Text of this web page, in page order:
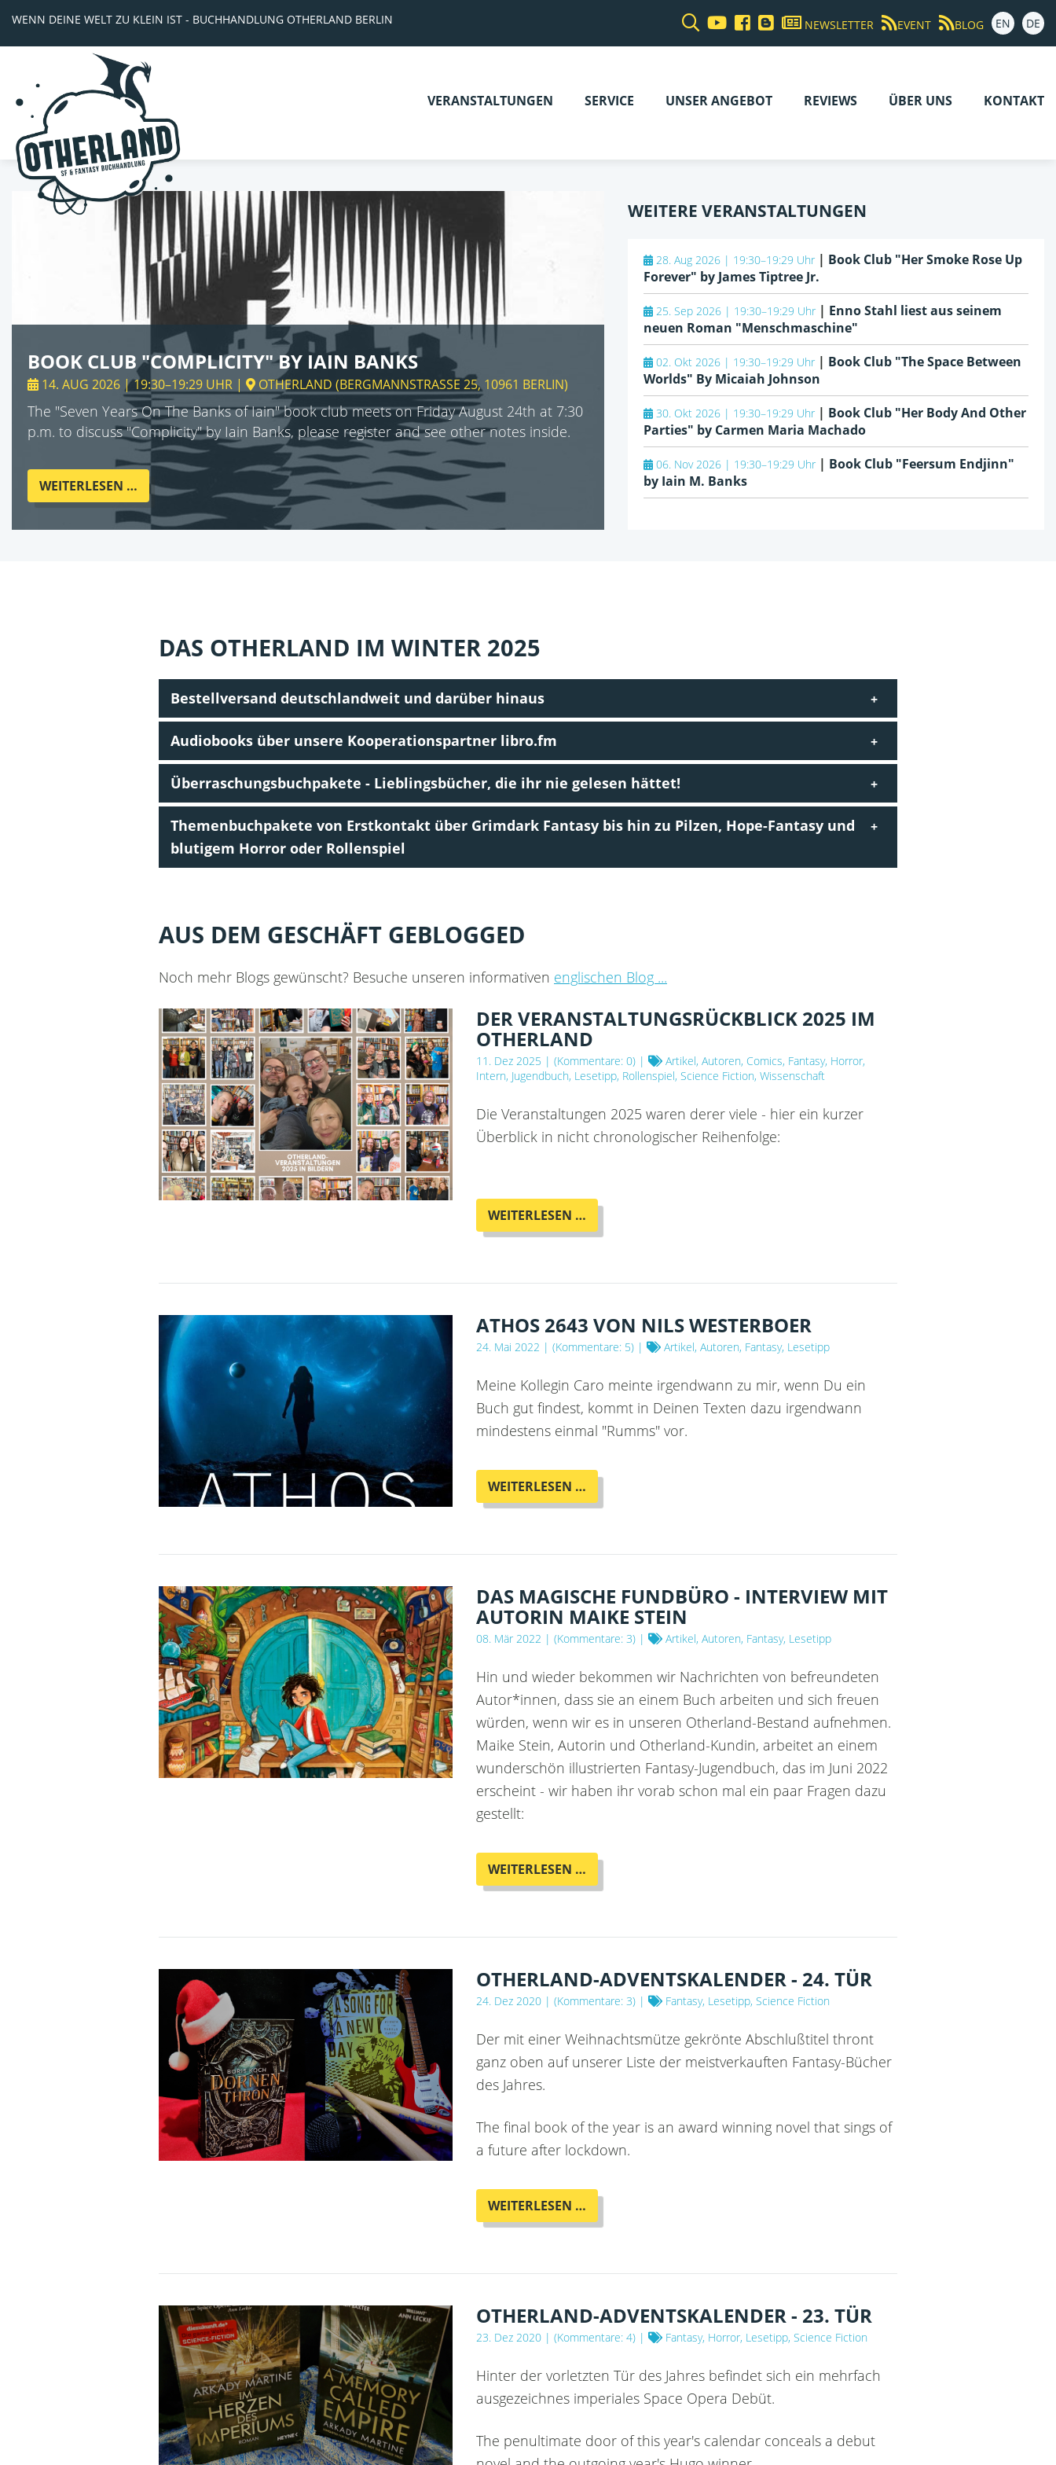
WENN DEINE WELT ZU KLEIN IST - BUCHHANDLUNG OTHERLAND BERLIN NEWSLETTER EVENT BLOG EN DE
VERANSTALTUNGEN SERVICE UNSER ANGEBOT REVIEWS ÜBER UNS KONTAKT
BOOK CLUB "COMPLICITY" BY IAIN BANKS
14. AUG 2026 | 19:30–19:29 UHR | OTHERLAND (BERGMANNSTRASSE 25, 10961 BERLIN )
The "Seven Years On The Banks of Iain" book club meets on Friday August 24th at 7:30
p.m. to discuss "Complicity" by Iain Banks, please register and see other notes inside.
WEITERLESEN … BOOK
CLUB
"COMPLICITY"
WEITERE VERANSTALTUNGEN
28. Aug 2026 | 19:30–19:29 Uhr | Book Club "Her Smoke Rose Up
Forever" by James Tiptree Jr.
25. Sep 2026 | 19:30–19:29 Uhr | Enno Stahl liest aus seinem
neuen Roman "Menschmaschine"
02. Okt 2026 | 19:30–19:29 Uhr | Book Club "The Space Between
Worlds" By Micaiah Johnson
30. Okt 2026 | 19:30–19:29 Uhr | Book Club "Her Body And Other
Parties" by Carmen Maria Machado
06. Nov 2026 | 19:30–19:29 Uhr | Book Club "Feersum Endjinn"
by Iain M. Banks
DAS OTHERLAND IM WINTER 2025
Bestellversand deutschlandweit und darüber hinaus
Audiobooks über unsere Kooperationspartner libro.fm
Überraschungsbuchpakete - Lieblingsbücher, die ihr nie gelesen hättet!
Themenbuchpakete von Erstkontakt über Grimdark Fantasy bis hin zu Pilzen, Hope-Fantasy und
blutigem Horror oder Rollenspiel
AUS DEM GESCHÄFT GEBLOGGED
Noch mehr Blogs gewünscht? Besuche unseren informativen englischen Blog ...
DER VERANSTALTUNGSRÜCKBLICK 2025 IM
OTHERLAND
11. Dez 2025 | (Kommentare: 0) |
Artikel, Autoren, Comics, Fantasy, Horror,
Intern, Jugendbuch, Lesetipp, Rollenspiel, Science Fiction, Wissenschaft
Die Veranstaltungen 2025 waren derer viele - hier ein kurzer
Überblick in nicht chronologischer Reihenfolge:
WEITERLESEN …
VERANSTALTUNGSRÜCKBLICK
OTHERLAND
ATHOS 2643 VON NILS WESTERBOER
24. Mai 2022 | (Kommentare: 5) | Artikel, Autoren, Fantasy, Lesetipp
Meine Kollegin Caro meinte irgendwann zu mir, wenn Du ein
Buch gut findest, kommt in Deinen Texten dazu irgendwann
mindestens einmal "Rumms" vor.
WEITERLESEN …
2643
WESTERBOER
DAS MAGISCHE FUNDBÜRO - INTERVIEW MIT
AUTORIN MAIKE STEIN
08. Mär 2022 | (Kommentare: 3) | Artikel, Autoren, Fantasy, Lesetipp
Hin und wieder bekommen wir Nachrichten von befreundeten
Autor*innen, dass sie an einem Buch arbeiten und sich freuen
würden, wenn wir es in unseren Otherland-Bestand aufnehmen.
Maike Stein, Autorin und Otherland-Kundin, arbeitet an einem
wunderschön illustrierten Fantasy-Jugendbuch, das im Juni 2022
erscheint - wir haben ihr vorab schon mal ein paar Fragen dazu
gestellt:
WEITERLESEN …
MAGISCHE
INTERVIEW
AUTORIN
MAIKE
STEIN
OTHERLAND-ADVENTSKALENDER - 24. TÜR
24. Dez 2020 | (Kommentare: 3) | Fantasy, Lesetipp, Science Fiction
Der mit einer Weihnachtsmütze gekrönte Abschlußtitel thront
ganz oben auf unserer Liste der meistverkauften Fantasy-Bücher
des Jahres.
The final book of the year is an award winning novel that sings of
a future after lockdown.
WEITERLESEN …
ADVENTSKALENDER
TÜR
OTHERLAND-ADVENTSKALENDER - 23. TÜR
23. Dez 2020 | (Kommentare: 4) | Fantasy, Horror, Lesetipp, Science Fiction
Hinter der vorletzten Tür des Jahres befindet sich ein mehrfach
ausgezeichnes imperiales Space Opera Debüt.
The penultimate door of this year's calendar conceals a debut